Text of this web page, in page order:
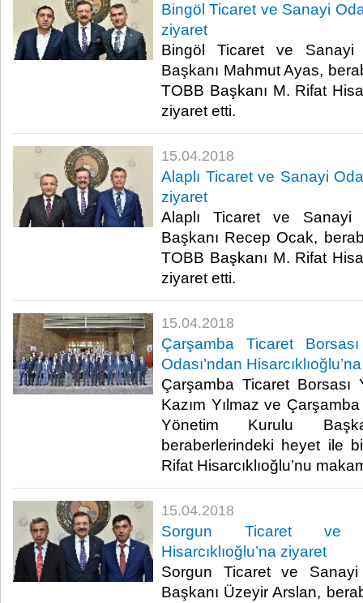
Bingöl Ticaret ve Sanayi
ziyaret
Bingöl Ticaret ve Sanayi
Başkanı Mahmut Ayas,
TOBB Başkanı M. Rifat
ziyaret etti.​
15.04.2018
Alaplı Ticaret ve Sanayi
ziyaret
Alaplı Ticaret ve Sanayi
Başkanı Recep Ocak,
TOBB Başkanı M. Rifat
ziyaret etti.​
15.04.2018
Çarşamba Ticaret
Odası’ndan
Çarşamba Ticaret Borsası
Kazım Yılmaz ve
Yönetim Kurulu
beraberlerindeki heyet ile
Rifat Hisarcıklıoğlu’nu
15.04.2018
Sorgun Ticaret ve
Hisarcıklıoğlu’na ziyaret
Sorgun Ticaret ve
Başkanı Üzeyir Arslan,